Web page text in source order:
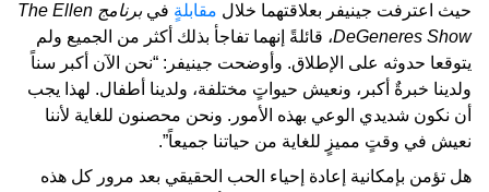
حيث اعترفت جينيفر بعلاقتهما خلال مقابلةٍ فيبرنامج The Ellen
DeGeneres Show، قائلةً إنهما تفاجأ بذلك أكثر من الجميع ولم
يتوقعا حدوثه على الإطلاق. وأوضحت جينيفر: “نحن الآن أكبر سناً
ولدينا خبرةٌ أكبر، ونعيش حيواتٍ مختلفة، ولدينا أطفال. لهذا يجب
أن نكون شديدي الوعي بهذه الأمور. ونحن محصنون للغاية لأننا
نعيش في وقتٍ مميزٍ للغاية من حياتنا جميعاً”.
هل تؤمن بإمكانية إعادة إحياء الحب الحقيقي بعد مرور كل هذه